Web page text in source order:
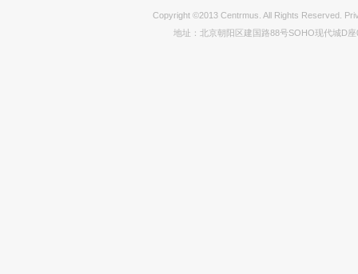
Copyright ©2013 Centrmus. All Rights Reserved.
地址：北京朝阳区建国路88号SOHO现代城D